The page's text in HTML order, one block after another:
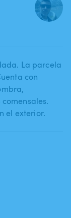
La parcela
con
el exterior.